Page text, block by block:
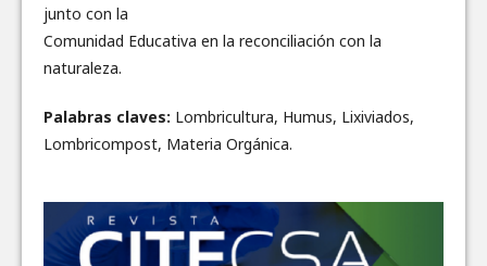
junto con la
Comunidad Educativa en la reconciliación con la
naturaleza.
Palabras claves: Lombricultura, Humus, Lixiviados,
Lombricompost, Materia Orgánica.